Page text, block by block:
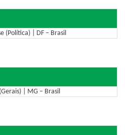
(Política) | DF – Brasil
| MG – Brasil